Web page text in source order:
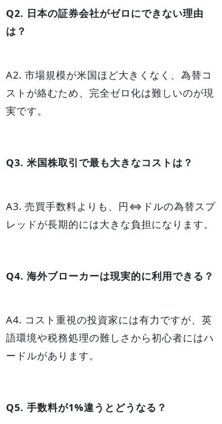
Q2. 日本の証券会社がゼロにできない理由
は？
A2. 市場規模が米国ほど大きくなく、為替コ
ストが絡むため、完全ゼロ化は難しいのが現
実です。
Q3. 米国株取引で最も大きなコストは？
A3. 売買手数料よりも、円⇔ドルの為替スプ
レッドが長期的には大きな負担になります。
Q4. 海外ブローカーは現実的に利用できる？
A4. コスト重視の投資家には有力ですが、英
語環境や税務処理の難しさから初心者にはハ
ードルがあります。
Q5. 手数料が1%違うとどうなる？